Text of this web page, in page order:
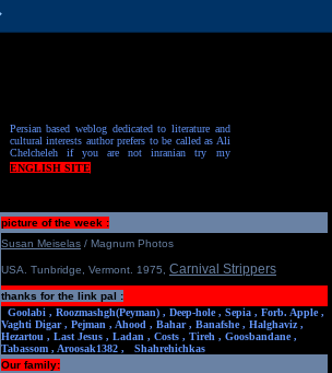
Persian based weblog dedicated to literature and
cultural interests author prefers to be called as Ali
Chelcheleh if you are not inranian try my
ENGLISH SITE
picture of the week :
Susan Meiselas / Magnum Photos
USA. Tunbridge, Vermont. 1975 Carnival Strippers
thanks for the link pal :
Goolabi , Roozmashgh(Peyman) , Deep-hole , Sepia , Forb. Apple ,
Vaghti Digar , Pejman , Ahood , Bahar , Banafshe , Halghaviz ,
Hezartou , Last Jesus , Ladan , Costs , Tireh , Goosbandane ,
Tabassom , Aroosak1382 ,
Shahrehichkas
Our family: